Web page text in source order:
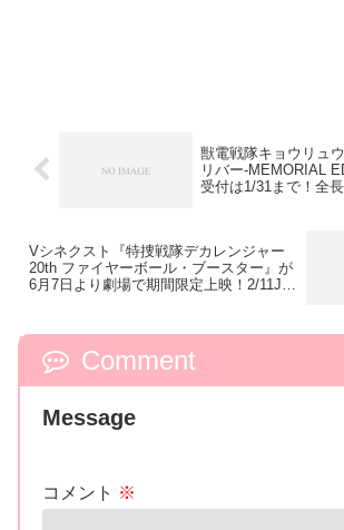
獣電戦隊キョウリュ
リバー-MEMORIAL
受付は1/31まで！全
Vシネクスト『特捜戦隊デカレンジャー
20th ファイヤーボール・ブースター』が
6月7日より劇場で期間限定上映！2/11JR
Comment
Message
コメント ※